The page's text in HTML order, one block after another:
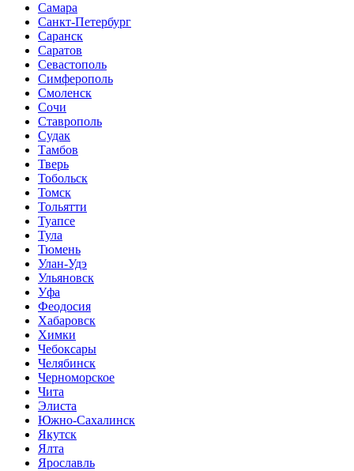
Самара
Санкт-Петербург
Саранск
Саратов
Севастополь
Симферополь
Смоленск
Сочи
Ставрополь
Судак
Тамбов
Тверь
Тобольск
Томск
Тольятти
Туапсе
Тула
Тюмень
Улан-Удэ
Ульяновск
Уфа
Феодосия
Хабаровск
Химки
Чебоксары
Челябинск
Черноморское
Чита
Элиста
Южно-Сахалинск
Якутск
Ялта
Ярославль